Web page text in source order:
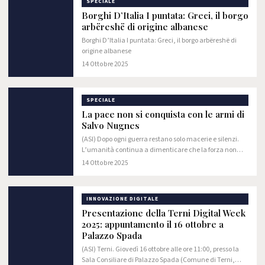
Borghi D’Italia I puntata: Greci, il borgo
arbëreshë di origine albanese
Borghi D’Italia I puntata: Greci, il borgo arbëreshë di
origine albanese
14 Ottobre 2025
SPECIALE
La pace non si conquista con le armi di
Salvo Nugnes
(ASI) Dopo ogni guerra restano solo macerie e silenzi.
L’umanità continua a dimenticare che la forza non
sostituisce la ragione. Ogni guerra si conclude con la
14 Ottobre 2025
INNOVAZIONE DIGITALE
Presentazione della Terni Digital Week
2025: appuntamento il 16 ottobre a
Palazzo Spada
(ASI) Terni. Giovedì 16 ottobre alle ore 11:00, presso la
Sala Consiliare di Palazzo Spada (Comune di Terni,